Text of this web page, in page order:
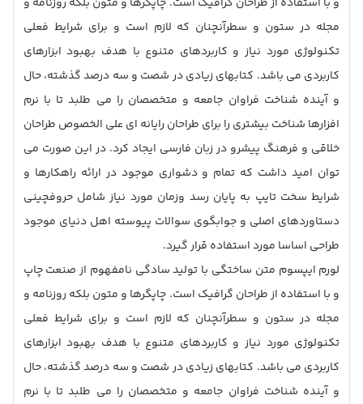
مجله در ستون و سطرآنچنان که لازم است و برای شرایط فعلی
تکنولوژی مورد نیاز و کاربردهای متنوع با هدف بهبود ابزارهای
کاربردی می باشد. کتابهای زیادی در شصت و سه درصد گذشته، حال
و آینده شناخت فراوان جامعه و متخصصان را می طلبد تا با نرم
افزارها شناخت بیشتری را برای طراحان رایانه ای علی الخصوص طراحان
خلاقی و فرهنگ پیشرو در زبان فارسی ایجاد کرد. در این صورت می
توان امید داشت که تمام و دشواری موجود در ارائه راهکارها و
شرایط سخت تایپ به پایان رسد وزمان مورد نیاز شامل حروفچینی
دستاوردهای اصلی و جوابگوی سوالات پیوسته اهل دنیای موجود
طراحی اساسا مورد استفاده قرار گیرد.
لورم ایپسوم متن ساختگی با تولید سادگی نامفهوم از صنعت چاپ
و با استفاده از طراحان گرافیک است. چاپگرها و متون بلکه روزنامه و
مجله در ستون و سطرآنچنان که لازم است و برای شرایط فعلی
تکنولوژی مورد نیاز و کاربردهای متنوع با هدف بهبود ابزارهای
کاربردی می باشد. کتابهای زیادی در شصت و سه درصد گذشته، حال
و آینده شناخت فراوان جامعه و متخصصان را می طلبد تا با نرم